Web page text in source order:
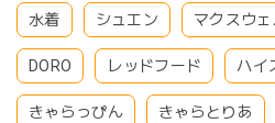
水着 シュエン マクスウ
DORO レッドフード ハイ
きゃらっぴん きゃらとりあ